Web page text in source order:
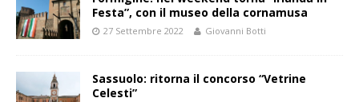
Festa”, con il museo della cornamusa
27 Settembre 2022 Giovanni Botti
Sassuolo: ritorna il concorso “Vetrine
Celesti”